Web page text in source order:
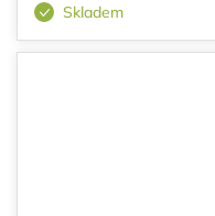
Skladem